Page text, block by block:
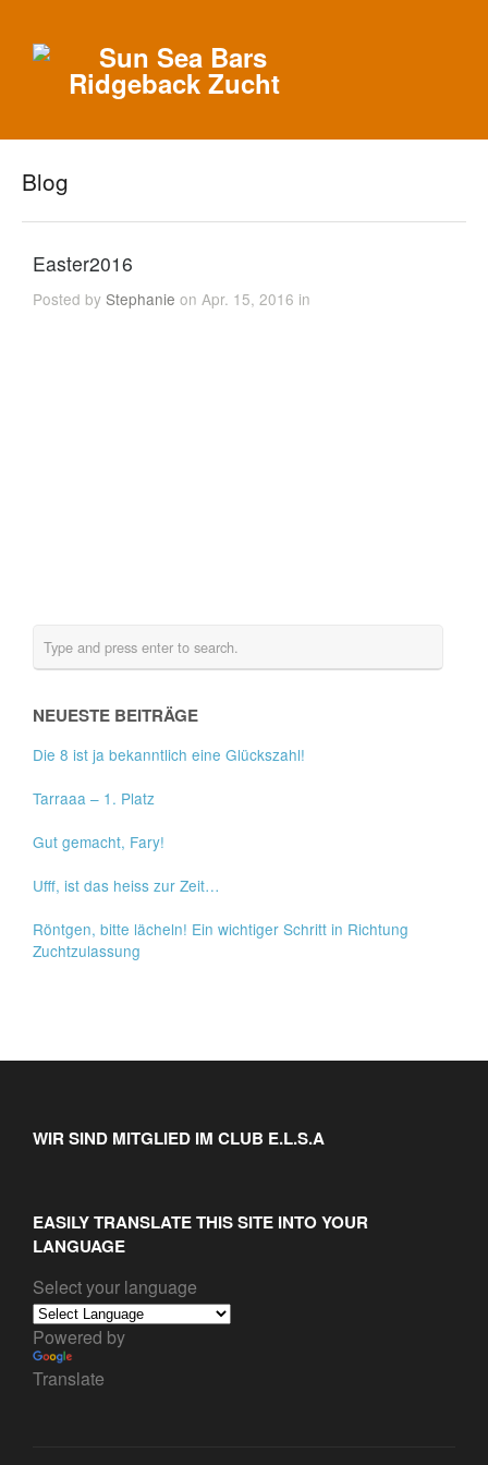
Blog
Easter2016
Posted byStephanie on Apr. 15, 2016 in
NEUESTE BEITRÄGE
Die 8 ist ja bekanntlich eine Glückszahl!
Tarraaa – 1. Platz
Gut gemacht, Fary!
Ufff, ist das heiss zur Zeit…
Röntgen, bitte lächeln! Ein wichtiger Schritt in Richtung
Zuchtzulassung
WIR SIND MITGLIED IM CLUB E.L.S.A
EASILY TRANSLATE THIS SITE INTO YOUR
LANGUAGE
Select your language
Powered by
Translate